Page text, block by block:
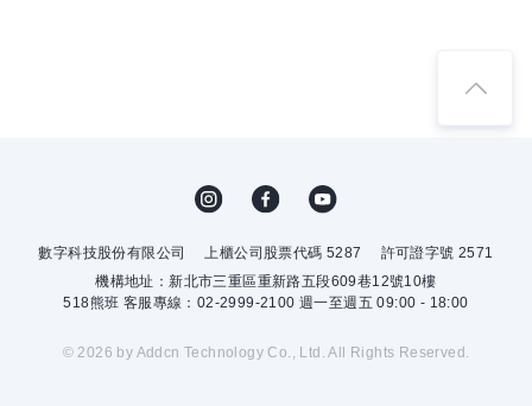
數字科技股份有限公司 上櫃公司股票代碼 5287
許可證字號 2571
機構地址：新北市三重區重新路五段609巷12號10樓
518熊班 客服專線：02-2999-2100 週一至週五 09:00 - 18:00
© 2026 by Addcn Technology Co., Ltd. All Rights Reserved.